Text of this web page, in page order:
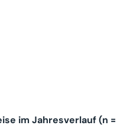
im Jahresverlauf (n =